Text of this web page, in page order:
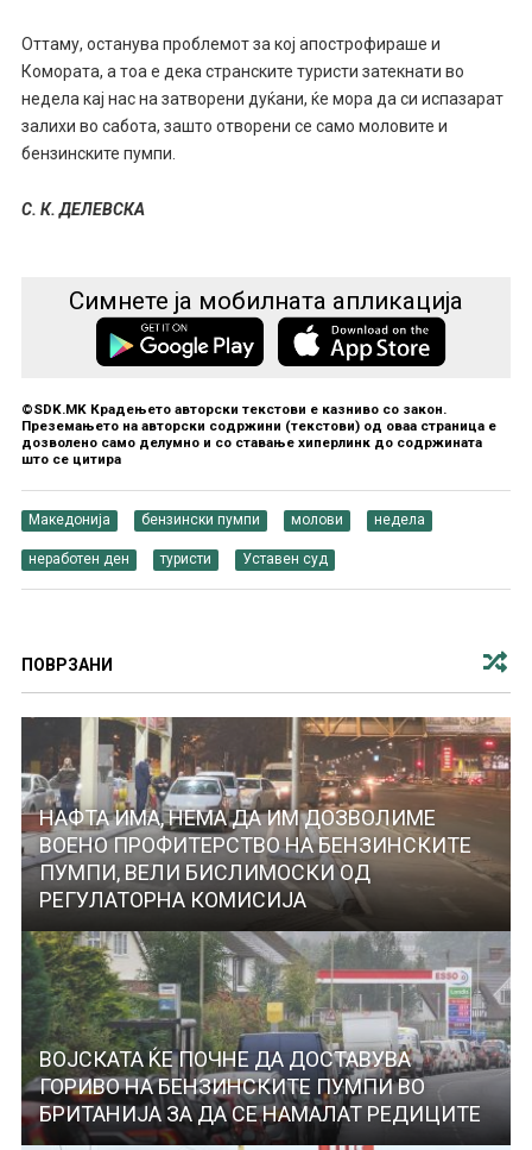
Оттаму, останува проблемот за кој апострофираше и
Комората, а тоа е дека странските туристи затекнати во
недела кај нас на затворени дуќани, ќе мора да си испазарат
залихи во сабота, зашто отворени се само моловите и
бензинските пумпи.
С. К. ДЕЛЕВСКА
Симнете ја мобилната апликација
©SDK.MK Крадењето авторски текстови е казниво со закон.
Преземањето на авторски содржини (текстови) од оваа страница е
дозволено само делумно и со ставање хиперлинк до содржината
што се цитира
Македонија бензински пумпи молови недела
неработен ден туристи Уставен суд
ПОВРЗАНИ
НАФТА ИМА, НЕМА ДА ИМ ДОЗВОЛИМЕ
ВОЕНО ПРОФИТЕРСТВО НА БЕНЗИНСКИТЕ
ПУМПИ, ВЕЛИ БИСЛИМОСКИ ОД
РЕГУЛАТОРНА КОМИСИЈА
ВОЈСКАТА ЌЕ ПОЧНЕ ДА ДОСТАВУВА
ГОРИВО НА БЕНЗИНСКИТЕ ПУМПИ ВО
БРИТАНИЈА ЗА ДА СЕ НАМАЛАТ РЕДИЦИТЕ